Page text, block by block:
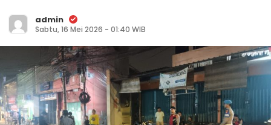
admin
Sabtu, 16 Mei 2026 - 01:40 WIB